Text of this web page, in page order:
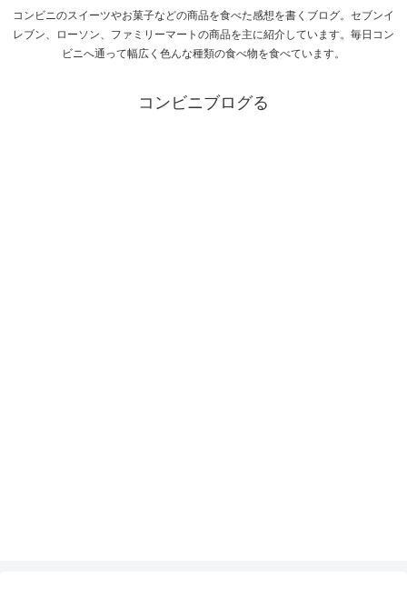
コンビニのスイーツやお菓子などの商品を食べた感想を書くブログ。セブンイ
レブン、ローソン、ファミリーマートの商品を主に紹介しています。毎日コン
ビニへ通って幅広く色んな種類の食べ物を食べています。
コンビニブログる